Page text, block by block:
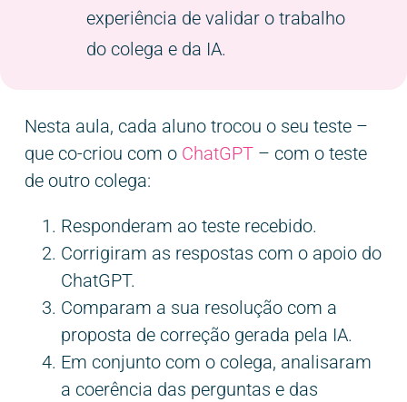
experiência de validar o trabalho
do colega e da IA.
Nesta aula, cada aluno trocou o seu teste –
que co-criou com o ChatGPT – com o teste
de outro colega:
Responderam ao teste recebido.
Corrigiram as respostas com o apoio do
ChatGPT.
Comparam a sua resolução com a
proposta de correção gerada pela IA.
Em conjunto com o colega, analisaram
a coerência das perguntas e das